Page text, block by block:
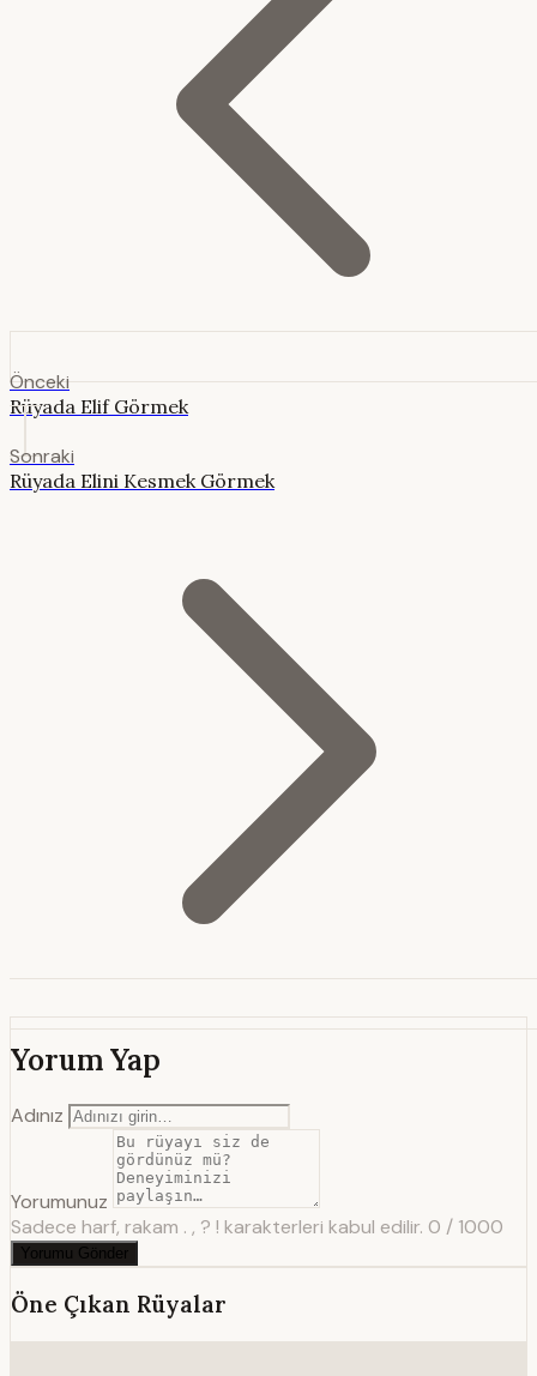
Önceki
Rüyada Elif Görmek
Sonraki
Rüyada Elini Kesmek Görmek
Yorum Yap
Adınız
Yorumunuz
Sadece harf, rakam . , ? ! karakterleri kabul edilir. 0 / 1000
Yorumu Gönder
Öne Çıkan Rüyalar